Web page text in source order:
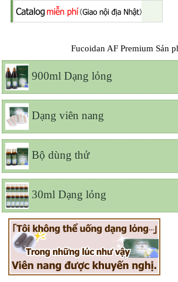
Fucoidan AF Premium Sản
900ml Dạng lỏng
Dạng viên nang
Bộ dùng thử
30ml Dạng lỏng